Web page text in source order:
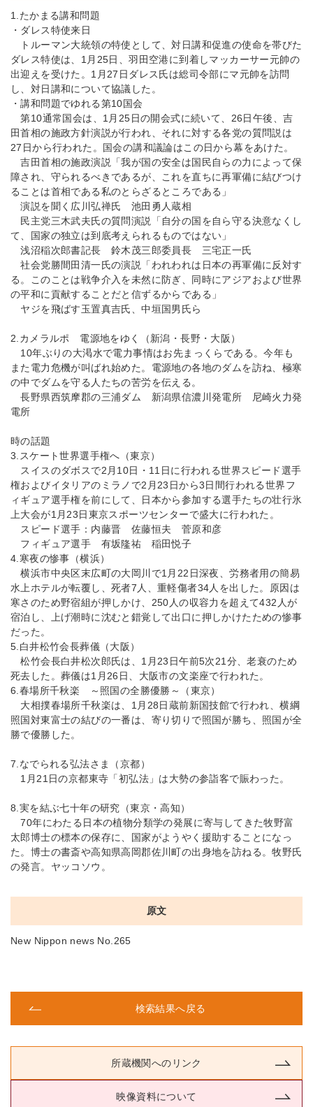
1.たかまる講和問題
・ダレス特使来日
トルーマン大統領の特使として、対日講和促進の使命を帯びた
ダレス特使は、1月25日、羽田空港に到着しマッカーサー元帥の
出迎えを受けた。1月27日ダレス氏は総司令部にマ元帥を訪問
し、対日講和について協議した。
・講和問題でゆれる第10国会
第10通常国会は、1月25日の開会式に続いて、26日午後、吉
田首相の施政方針演説が行われ、それに対する各党の質問説は
27日から行われた。国会の講和議論はこの日から幕をあけた。
吉田首相の施政演説「我が国の安全は国民自らの力によって保
障され、守られるべきであるが、これを直ちに再軍備に結びつけ
ることは首相である私のとらざるところである」
演説を聞く広川弘禅氏 池田勇人蔵相
民主党三木武夫氏の質問演説「自分の国を自ら守る決意なくし
て、国家の独立は到底考えられるものではない」
浅沼稲次郎書記長 鈴木茂三郎委員長 三宅正一氏
社会党勝間田清一氏の演説「われわれは日本の再軍備に反対す
る。このことは戦争介入を未然に防ぎ、同時にアジアおよび世界
の平和に貢献することだと信ずるからである」
ヤジを飛ばす玉置真吉氏、中垣国男氏ら
2.カメラルポ 電源地をゆく（新潟・長野・大阪）
10年ぶりの大渇水で電力事情はお先まっくらである。今年も
また電力危機が叫ばれ始めた。電源地の各地のダムを訪ね、極寒
の中でダムを守る人たちの苦労を伝える。
長野県西筑摩郡の三浦ダム 新潟県信濃川発電所 尼崎火力発
電所
時の話題
3.スケート世界選手権へ（東京）
スイスのダボスで2月10日・11日に行われる世界スピード選手
権およびイタリアのミラノで2月23日から3日間行われる世界フ
ィギュア選手権を前にして、日本から参加する選手たちの壮行氷
上大会が1月23日東京スポーツセンターで盛大に行われた。
スピード選手：内藤晋 佐藤恒夫 菅原和彦
フィギュア選手 有坂隆祐 稲田悦子
4.寒夜の惨事（横浜）
横浜市中央区末広町の大岡川で1月22日深夜、労務者用の簡易
水上ホテルが転覆し、死者7人、重軽傷者34人を出した。原因は
寒さのため野宿組が押しかけ、250人の収容力を超えて432人が
宿泊し、上げ潮時に沈むと錯覚して出口に押しかけたための惨事
だった。
5.白井松竹会長葬儀（大阪）
松竹会長白井松次郎氏は、1月23日午前5次21分、老衰のため
死去した。葬儀は1月26日、大阪市の文楽座で行われた。
6.春場所千秋楽 ～照国の全勝優勝～（東京）
大相撲春場所千秋楽は、1月28日蔵前新国技館で行われ、横綱
照国対東富士の結びの一番は、寄り切りで照国が勝ち、照国が全
勝で優勝した。
7.なでられる弘法さま（京都）
1月21日の京都東寺「初弘法」は大勢の参詣客で賑わった。
8.実を結ぶ七十年の研究（東京・高知）
70年にわたる日本の植物分類学の発展に寄与してきた牧野富
太郎博士の標本の保存に、国家がようやく援助することになっ
た。博士の書斎や高知県高岡郡佐川町の出身地を訪ねる。牧野氏
の発言。ヤッコソウ。
原文
New Nippon news No.265
検索結果へ戻る
所蔵機関へのリンク
映像資料について